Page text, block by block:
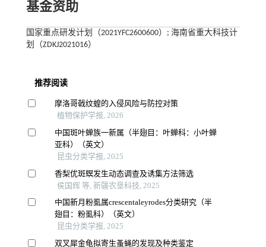
基金资助
国家重点研发计划（2021YFC2600600）; 海南省重大科技计
划（ZDKJ2021016）